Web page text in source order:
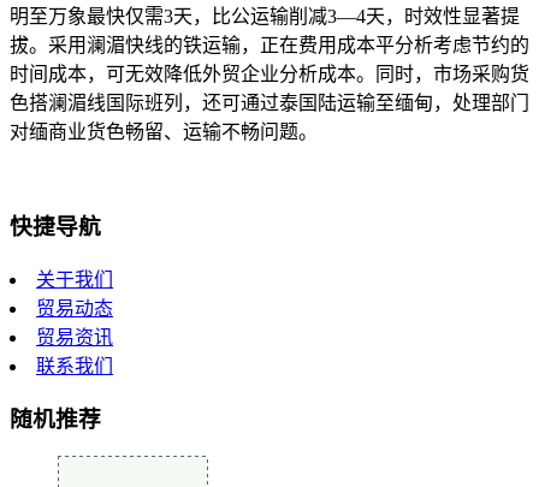
明至万象最快仅需3天，比公运输削减3—4天，时效性显著提
拔。采用澜湄快线的铁运输，正在费用成本平分析考虑节约的
时间成本，可无效降低外贸企业分析成本。同时，市场采购货
色搭澜湄线国际班列，还可通过泰国陆运输至缅甸，处理部门
对缅商业货色畅留、运输不畅问题。
快捷导航
关于我们
贸易动态
贸易资讯
联系我们
随机推荐